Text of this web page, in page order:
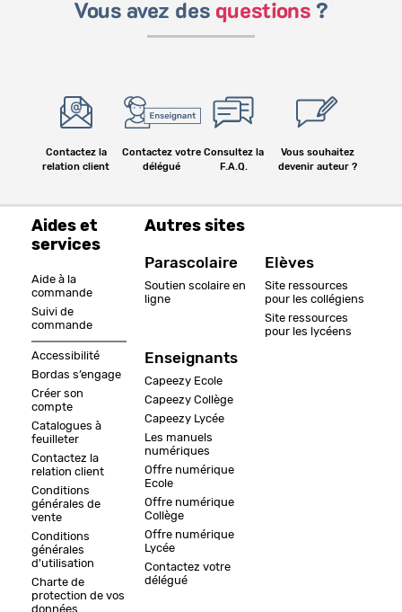
Vous avez des questions ?
Contactez la
relation client
Contactez votre
délégué
Consultez la
F.A.Q.
Vous souhaitez
devenir auteur ?
Aides et
services
Aide à la
commande
Suivi de
commande
Accessibilité
Bordas s’engage
Créer son
compte
Catalogues à
feuilleter
Contactez la
relation client
Conditions
générales de
vente
Conditions
générales
d'utilisation
Charte de
protection de vos
Autres sites
Parascolaire
Soutien scolaire en
ligne
Enseignants
Capeezy Ecole
Capeezy Collège
Capeezy Lycée
Les manuels
numériques
Offre numérique
Ecole
Offre numérique
Collège
Offre numérique
Lycée
Contactez votre
délégué
Elèves
Site ressources
pour les collégiens
Site ressources
pour les lycéens